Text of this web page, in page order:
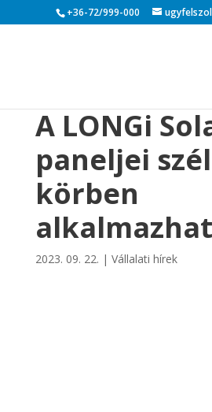
+36-72/999-000
A LONGi
paneljei
körben
2023. 09. 22. | Vállalati hírek